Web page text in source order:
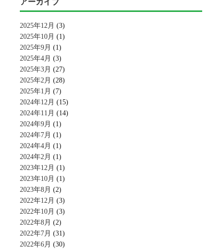
アーカイブ
2025年12月 (3)
2025年10月 (1)
2025年9月 (1)
2025年4月 (3)
2025年3月 (27)
2025年2月 (28)
2025年1月 (7)
2024年12月 (15)
2024年11月 (14)
2024年9月 (1)
2024年7月 (1)
2024年4月 (1)
2024年2月 (1)
2023年12月 (1)
2023年10月 (1)
2023年8月 (2)
2022年12月 (3)
2022年10月 (3)
2022年8月 (2)
2022年7月 (31)
2022年6月 (30)